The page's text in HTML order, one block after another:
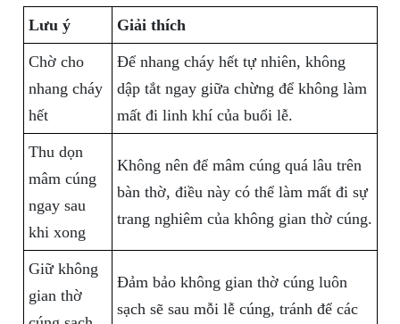
Lưu ý Giải thích
Chờ cho
nhang cháy
hết
Để nhang cháy hết tự nhiên, không
dập tắt ngay giữa chừng để không làm
mất đi linh khí của buổi lễ.
Thu dọn
mâm cúng
ngay sau
khi xong
Không nên để mâm cúng quá lâu trên
bàn thờ, điều này có thể làm mất đi sự
trang nghiêm của không gian thờ cúng.
Giữ không
gian thờ
Đảm bảo không gian thờ cúng luôn
sạch sẽ sau mỗi lễ cúng, tránh để các